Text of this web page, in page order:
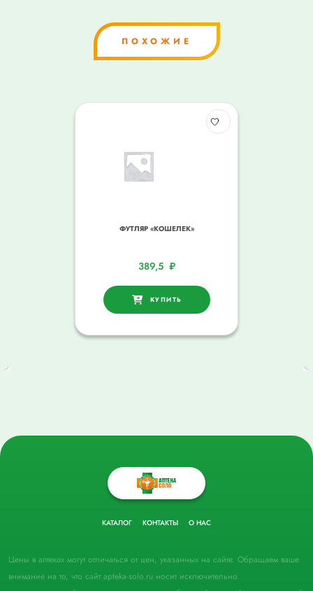
ПОХОЖИЕ
ФУТЛЯР «КОШЕЛЕК»
389,5 ₽
КУПИТЬ
КАТАЛОГ КОНТАКТЫ О НАС
Цены в аптеках могут отличаться от цен, указанных на сайте. Обращаем ваше
внимание на то, что сайт apteka-solo.ru носит исключительно